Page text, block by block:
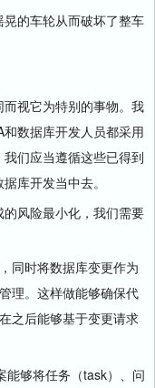
的车轮从而破坏了整车
视它为特别的事物。我
数据库开发人员都采用
们应当遵循这些已得到
库开发当中去。
风险最小化，我们需要
同时将数据库变更作为
理。这样做能够确保代
之后能够基于变更请求
够将任务（task）、问